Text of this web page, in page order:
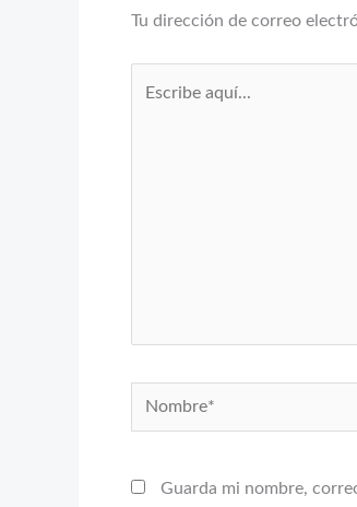
Tu dirección de correo
Nombre*
Guarda mi nombre,